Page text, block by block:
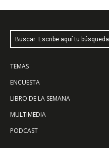
Buscar: Escribe aquí tu búsqueda
TEMAS
ENCUESTA
LIBRO DE LA SEMANA
MULTIMEDIA
PODCAST